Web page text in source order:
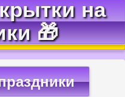
на
🎁